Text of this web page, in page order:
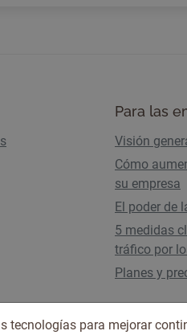
Para las
Visión
Cómo
su empresa
El poder de
5 medidas
tráfico por
Planes y
tecnologías para mejorar